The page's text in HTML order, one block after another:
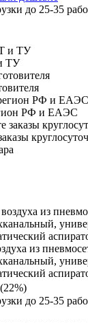
до 25-35
ТУ
РФ и ЕАЭС
из
до 25-35